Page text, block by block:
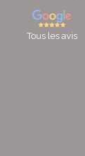
Tous les avis